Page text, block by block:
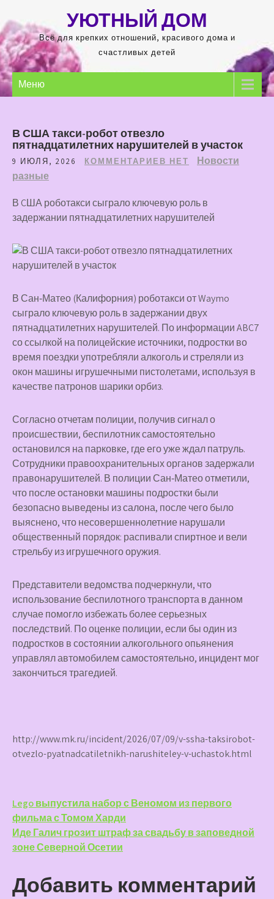
содержимому
УЮТНЫЙ ДОМ
Всё для крепких отношений, красивого дома и
счастливых детей
Меню
В США такси-робот отвезло
пятнадцатилетних нарушителей в участок
9 ИЮЛЯ, 2026 КОММЕНТАРИЕВ НЕТ
Новости
разные
В CША роботакси сыграло ключевую роль в
задержании пятнадцатилетних нарушителей
В Сан‑Матео (Калифорния) роботакси от Waymo
сыграло ключевую роль в задержании двух
пятнадцатилетних нарушителей. По информации ABC7
со ссылкой на полицейские источники, подростки во
время поездки употребляли алкоголь и стреляли из
окон машины игрушечными пистолетами, используя в
качестве патронов шарики орбиз.
Согласно отчетам полиции, получив сигнал о
происшествии, беспилотник самостоятельно
остановился на парковке, где его уже ждал патруль.
Сотрудники правоохранительных органов задержали
правонарушителей. В полиции Сан‑Матео отметили,
что после остановки машины подростки были
безопасно выведены из салона, после чего было
выяснено, что несовершеннолетние нарушали
общественный порядок: распивали спиртное и вели
стрельбу из игрушечного оружия.
Представители ведомства подчеркнули, что
использование беспилотного транспорта в данном
случае помогло избежать более серьезных
последствий. По оценке полиции, если бы один из
подростков в состоянии алкогольного опьянения
управлял автомобилем самостоятельно, инцидент мог
закончиться трагедией.
http://www.mk.ru/incident/2026/07/09/v-ssha-taksirobot-
otvezlo-pyatnadcatiletnikh-narushiteley-v-uchastok.html
Навигация
по
записям
Lego выпустила набор с Веномом из первого
фильма с Томом Харди
Иде Галич грозит штраф за свадьбу в заповедной
зоне Северной Осетии
Добавить комментарий